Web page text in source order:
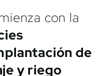
con la
de
y riego